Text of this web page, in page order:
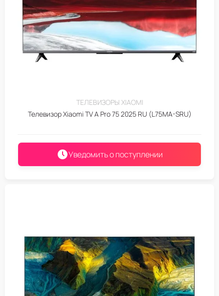
ТЕЛЕВИЗОРЫ XIAOMI
Телевизор Xiaomi TV A Pro 75 2025 RU (L75MA-SRU)
Уведомить о поступлении